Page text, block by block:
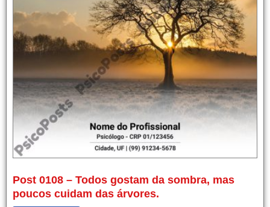
Post 0108 – Todos gostam da sombra, mas
poucos cuidam das árvores.